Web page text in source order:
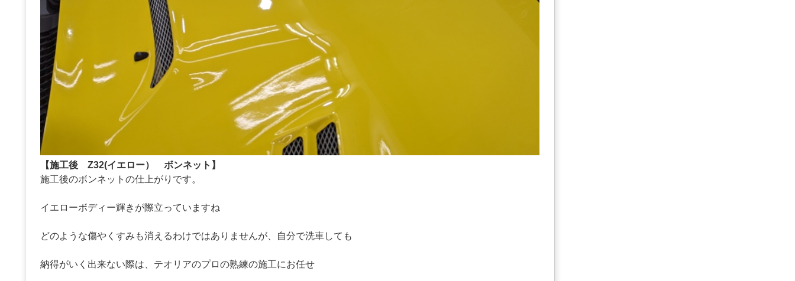
【施工後 Z32(イエロー） ボンネット】
施工後のボンネットの仕上がりです。
イエローボディー輝きが際立っていますね
どのような傷やくすみも消えるわけではありませんが、自分で洗車しても
納得がいく出来ない際は、テオリアのプロの熟練の施工にお任せ